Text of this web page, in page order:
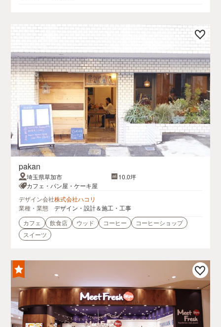
pakan
埼玉県草加市
10.0坪
カフェ・パン屋・ケーキ屋
デザイン会社株式会社ハコリ
業種・業態
デザイン・設計＆施工・工事
カフェ
飲食店 ウッド コーヒー
コーヒーショップ
スイーツ